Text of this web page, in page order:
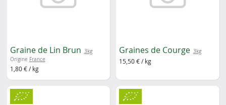
Graine de Lin Brun
3kg
Origine France
1,80 € / kg
Graines de Courge 3kg
15,50 € / kg